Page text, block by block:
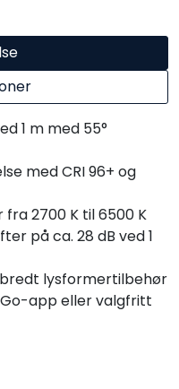
1 m med 55°
med CRI 96+ og
2700 K til 6500 K
på ca. 28 dB ved 1
lysformertilbehør
app eller valgfritt